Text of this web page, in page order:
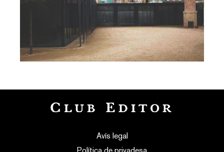
Avís legal